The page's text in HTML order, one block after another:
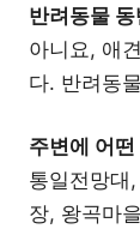
반려동물
아니요, 애
다. 반려동
주변에 어
통일전망대
장, 왕곡마